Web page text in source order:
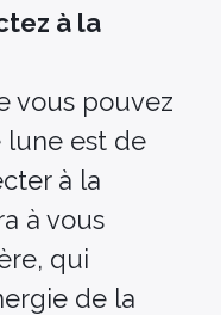
à la
vous pouvez
lune est de
à la
à vous
qui
de la